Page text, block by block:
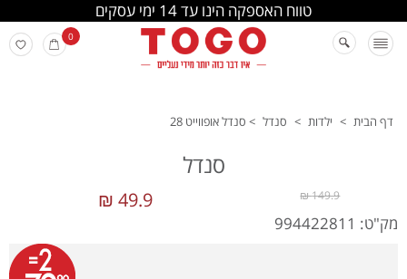
החלפה והחזרה מתבצעת בסניפי הרשת
0
דף הבית > ילדות > סנדל > סנדל אופווייט 28
סנדל
49.9 ₪ 149.9 ₪
מק"ט: 994422811